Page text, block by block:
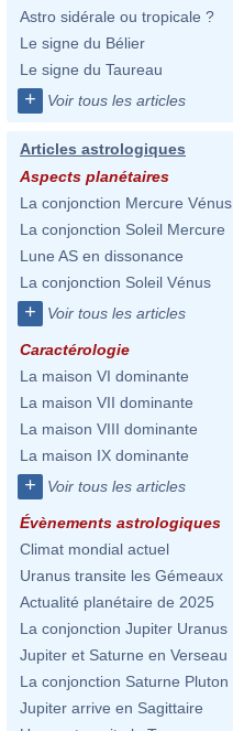
Astro sidérale ou tropicale ?
Le signe du Bélier
Le signe du Taureau
+ Voir tous les articles
Articles astrologiques
Aspects planétaires
La conjonction Mercure Vénus
La conjonction Soleil Mercure
Lune AS en dissonance
La conjonction Soleil Vénus
+ Voir tous les articles
Caractérologie
La maison VI dominante
La maison VII dominante
La maison VIII dominante
La maison IX dominante
+ Voir tous les articles
Évènements astrologiques
Climat mondial actuel
Uranus transite les Gémeaux
Actualité planétaire de 2025
La conjonction Jupiter Uranus
Jupiter et Saturne en Verseau
La conjonction Saturne Pluton
Jupiter arrive en Sagittaire